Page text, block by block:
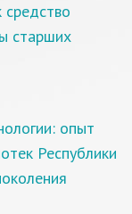
средство
старших
опыт
Республики